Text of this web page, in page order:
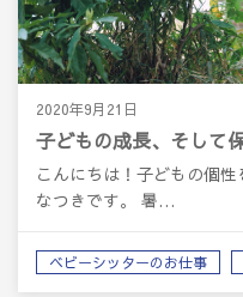
2020年9月21日
子どもの成長、そして
こんにちは！子どもの個
なつきです。 暑…
ベビーシッターのお仕事